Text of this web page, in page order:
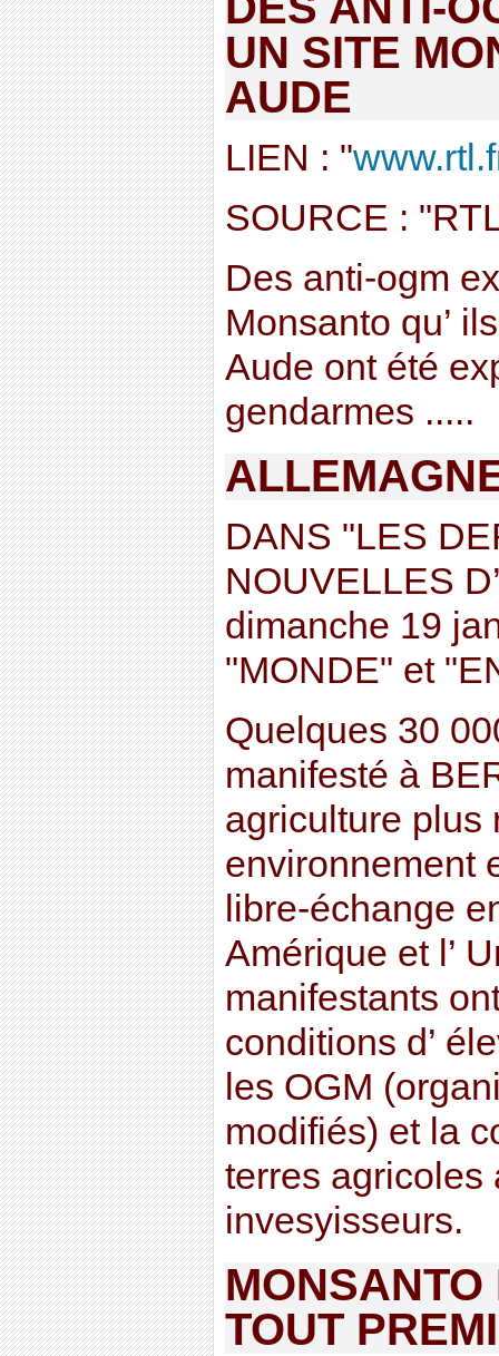
UN SITE
AUDE
LIEN : "
SOURCE :
Des anti-ogm
Monsanto qu’
Aude ont été
gendarmes .....
DANS "LES
NOUVELLES
dimanche 19
"MONDE" et
Quelques 30
manifesté à
agriculture plus
environnement
libre-échange
Amérique et l’
manifestants
conditions d’
les OGM
modifiés) et la
terres agricoles
invesyisseurs.
TOUT